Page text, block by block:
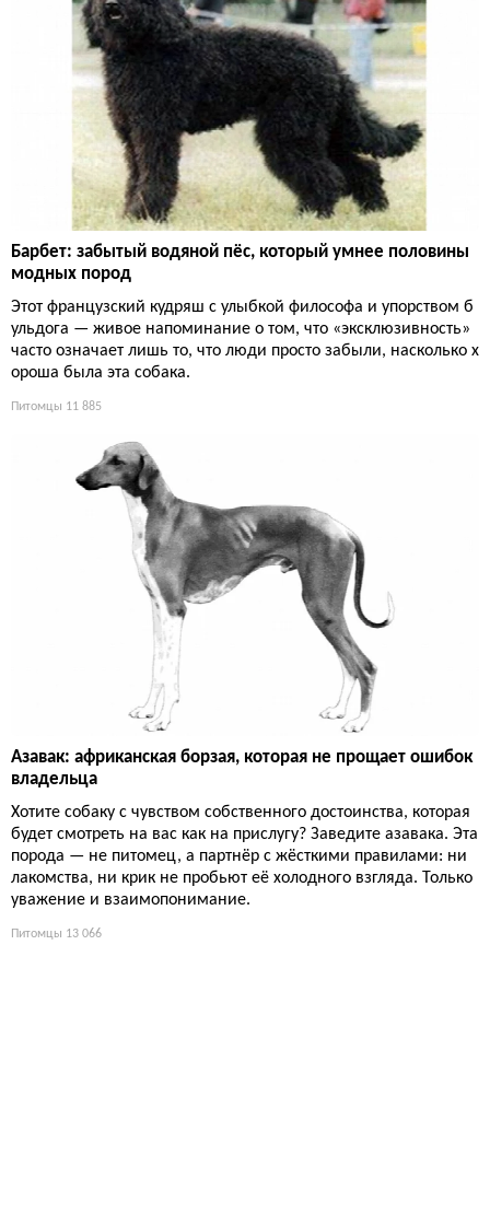
Барбет: забытый водяной пёс, который умнее половины
модных пород
Этот французский кудряш с улыбкой философа и упорством б
ульдога — живое напоминание о том, что «эксклюзивность»
часто означает лишь то, что люди просто забыли, насколько х
ороша была эта собака.
Питомцы 11 885
Азавак: африканская борзая, которая не прощает ошибок
владельца
Хотите собаку с чувством собственного достоинства, которая
будет смотреть на вас как на прислугу? Заведите азавака. Эта
порода — не питомец, а партнёр с жёсткими правилами: ни
лакомства, ни крик не пробьют её холодного взгляда. Только
уважение и взаимопонимание.
Питомцы 13 066